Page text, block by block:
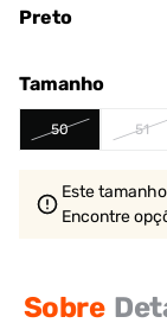
Preto
Tamanho
50 51
Este
Encontre
Sobre